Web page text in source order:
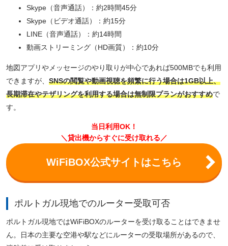
Skype（音声通話）：約2時間45分
Skype（ビデオ通話）：約15分
LINE（音声通話）：約14時間
動画ストリーミング（HD画質）：約10分
地図アプリやメッセージのやり取りが中心であれば500MBでも利用
できますが、 SNSの閲覧や動画視聴を頻繁に行う場合は1GB以上、
長期滞在やテザリングを利用する場合は無制限プランがおすすめで
す。
当日利用OK！
＼貸出機からすぐに受け取れる／
WiFiBOX公式サイトはこちら
ポルトガル現地でのルーター受取可否
ポルトガル現地ではWiFiBOXのルーターを受け取ることはできませ
ん。日本の主要な空港や駅などにルーターの受取場所があるので、